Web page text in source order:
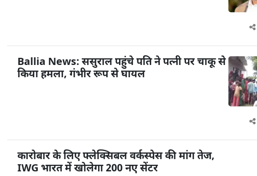
Ballia News: ससुराल पहुंचे पति ने पत्नी पर चाकू से
किया हमला, गंभीर रूप से घायल
कारोबार के लिए फ्लेक्सिबल वर्कस्पेस की मांग तेज,
IWG भारत में खोलेगा 200 नए सेंटर